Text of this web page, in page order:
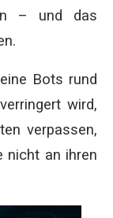
– und das
Bots rund
wird,
verpassen,
nicht an ihren